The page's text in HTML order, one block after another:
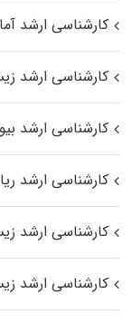
کارشناسی ارشد
کارشناسی ارشد
کارشناسی ارشد
کارشناسی ارشد
کارشناسی ارشد
کارشناسی ارشد